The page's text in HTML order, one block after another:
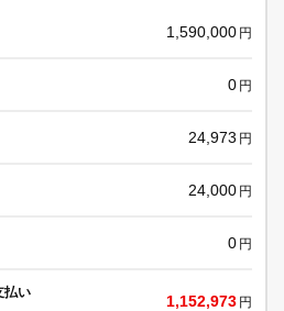
1,590,000 円
0 円
24,973 円
24,000 円
0 円
払い
1,152,973 円